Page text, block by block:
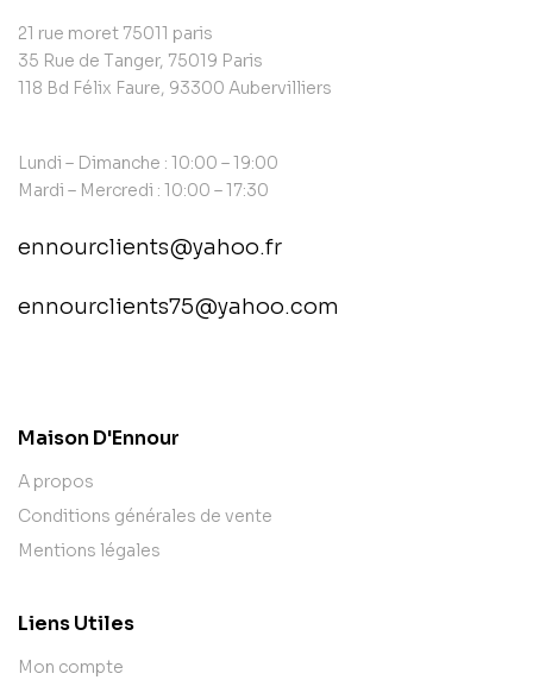
21 rue moret 75011 paris
35 Rue de Tanger, 75019 Paris
118 Bd Félix Faure, 93300 Aubervilliers
Lundi – Dimanche : 10:00 – 19:00
Mardi – Mercredi : 10:00 – 17:30
ennourclients@yahoo.fr
ennourclients75@yahoo.com
Maison D'Ennour
A propos
Conditions générales de vente
Mentions légales
Liens Utiles
Mon compte